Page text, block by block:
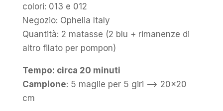
colori: 013 e 012
Negozio: Ophelia Italy
Quantità: 2 matasse (2 blu + rimanenze di
altro filato per pompon)
Tempo: circa 20 minuti
Campione: 5 maglie per 5 giri —> 20×20
cm